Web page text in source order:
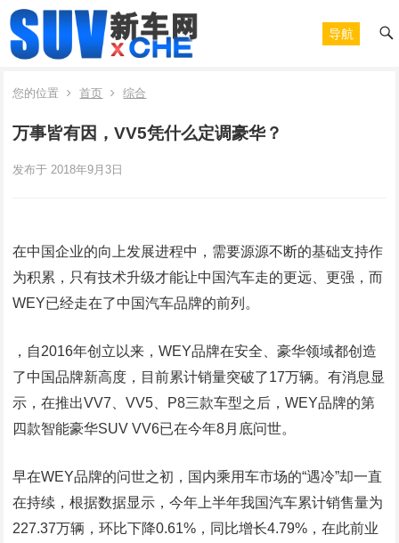
导航
您的位置 首页 综合
万事皆有因，VV5凭什么定调豪华？
发布于 2018年9月3日
在中国企业的向上发展进程中，需要源源不断的基础支持作
为积累，只有技术升级才能让中国汽车走的更远、更强，而
WEY已经走在了中国汽车品牌的前列。
，自2016年创立以来，WEY品牌在安全、豪华领域都创造
了中国品牌新高度，目前累计销量突破了17万辆。有消息显
示，在推出VV7、VV5、P8三款车型之后，WEY品牌的第
四款智能豪华SUV VV6已在今年8月底问世。
早在WEY品牌的问世之初，国内乘用车市场的“遇冷”却一直
在持续，根据数据显示，今年上半年我国汽车累计销售量为
227.37万辆，环比下降0.61%，同比增长4.79%，在此前业